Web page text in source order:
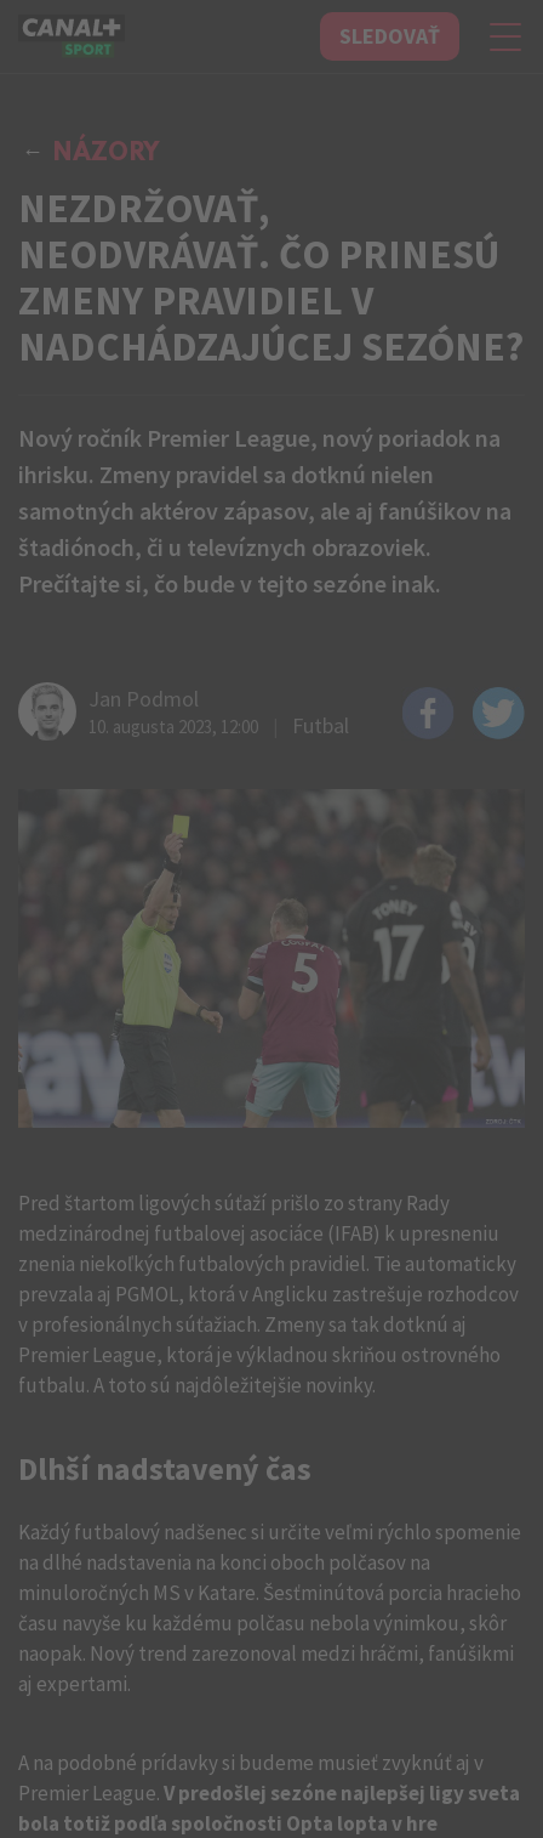
CANAL+ Sport SLEDOVAŤ
NÁZORY
NEZDRŽOVAŤ,
NEODVRÁVAŤ. ČO PRINESÚ
ZMENY PRAVIDIEL V
NADCHÁDZAJÚCEJ SEZÓNE?
Nový ročník Premier League, nový poriadok na
ihrisku. Zmeny pravidel sa dotknú nielen
samotných aktérov zápasov, ale aj fanúšikov na
štadiónoch, či u televíznych obrazoviek.
Prečítajte si, čo bude v tejto sezóne inak.
Jan Podmol
10. augusta 2023, 12:00 Futbal
Pred štartom ligových súťaží prišlo zo strany Rady
medzinárodnej futbalovej asociáce (IFAB) k upresneniu
znenia niekoľkých futbalových pravidiel. Tie automaticky
prevzala aj PGMOL, ktorá v Anglicku zastrešuje rozhodcov
v profesionálnych súťažiach. Zmeny sa tak dotknú aj
Premier League, ktorá je výkladnou skriňou ostrovného
futbalu. A toto sú najdôležitejšie novinky.
Dlhší nadstavený čas
Každý futbalový nadšenec si určite veľmi rýchlo spomenie
na dlhé nadstavenia na konci oboch polčasov na
minuloročných MS v Katare. Šesťminútová porcia hracieho
času navyše ku každému polčasu nebola výnimkou, skôr
naopak. Nový trend zarezonoval medzi hráčmi, fanúšikmi
aj expertami.
A na podobné prídavky si budeme musieť zvyknúť aj v
Premier League.V predošlej sezóne najlepšej ligy sveta
bola totiž podľa spoločnosti Opta lopta v hre